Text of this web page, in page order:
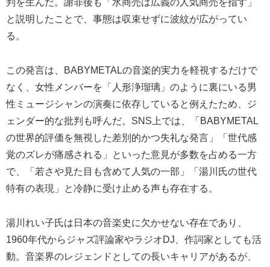
判を生んだ。謝罪後も「水商売は広義の人気商売を指す」
と説明したことで、事態は収束せずに波紋が広がってい
る。
この発言は、BABYMETALの音楽的実力を軽視するだけで
なく、女性メンバーを「人形浄瑠璃」のように裏にいる男
性ミュージシャンの演奏に依存していると例えたため、ジ
ェンダー的な批判も呼んだ。SNS上では、「BABYMETAL
の世界的評価を無視した差別的かつ失礼な発言」「世代感
覚のズレが痛感される」といった意見が多数を占める一方
で、「若さや見た目も含めて人気の一部」「湯川氏の世代
特有の表現」と冷静に受け止める声も存在する。
湯川れい子氏は日本の音楽史に欠かせない存在であり、
1960年代からジャズ評論家やラジオDJ、作詞家としても活
動。音楽界のレジェンドとしての長いキャリアがあるが、